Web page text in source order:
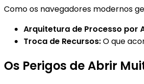
Como os navegadores modernos
Arquitetura de Processo por
Troca de Recursos:O que
Os Perigos de Abrir